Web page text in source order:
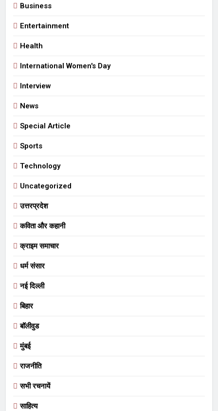
Business
Entertainment
Health
International Women's Day
Interview
News
Special Article
Sports
Technology
Uncategorized
उत्तरप्रदेश
कविता और कहानी
क्राइम समाचार
धर्म संसार
नई दिल्ली
बिहार
बॉलीवुड
मुंबई
राजनीति
सभी रचनायें
साहित्य